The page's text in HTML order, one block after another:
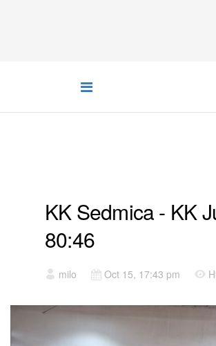
KK Sedmica - KK
80:46
milo Oct 15, 17:43 pm